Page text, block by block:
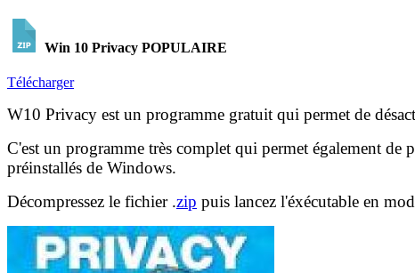
Win 10 Privacy POPULAIRE
Télécharger
W10 Privacy est un programme gratuit qui permet de
C'est un programme très complet qui permet également
préinstallés de Windows.
Décompressez le fichier .zip puis lancez l'éxécutable en